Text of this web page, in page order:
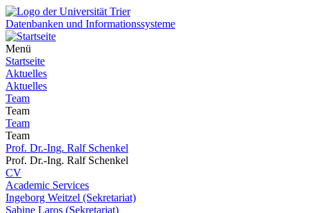
Datenbanken und Informationssysteme
Menü
Startseite
Aktuelles
Aktuelles
Team
Team
Team
Team
Prof. Dr.-Ing. Ralf Schenkel
Prof. Dr.-Ing. Ralf Schenkel
CV
Academic Services
Ingeborg Weitzel (Sekretariat)
Sabine Laros (Sekretariat)